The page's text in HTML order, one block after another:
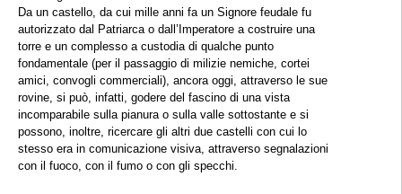
Da un castello, da cui mille anni fa un Signore feudale fu
autorizzato dal Patriarca o dall’Imperatore a costruire una
torre e un complesso a custodia di qualche punto
fondamentale (per il passaggio di milizie nemiche, cortei
amici, convogli commerciali), ancora oggi, attraverso le sue
rovine, si può, infatti, godere del fascino di una vista
incomparabile sulla pianura o sulla valle sottostante e si
possono, inoltre, ricercare gli altri due castelli con cui lo
stesso era in comunicazione visiva, attraverso segnalazioni
con il fuoco, con il fumo o con gli specchi.